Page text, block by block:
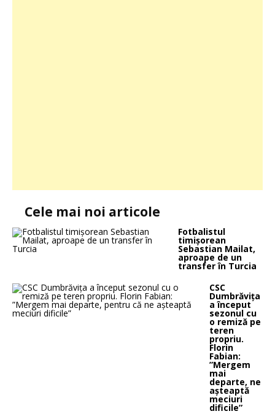
Cele mai noi articole
Fotbalistul
timișorean
Sebastian Mailat,
aproape de un
transfer în Turcia
CSC
Dumbrăvița
a început
sezonul cu
o remiză pe
teren
propriu.
Florin
Fabian:
”Mergem
mai
departe, ne
așteaptă
meciuri
dificile”